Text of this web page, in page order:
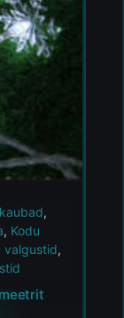
,
, Kodu
valgustid,